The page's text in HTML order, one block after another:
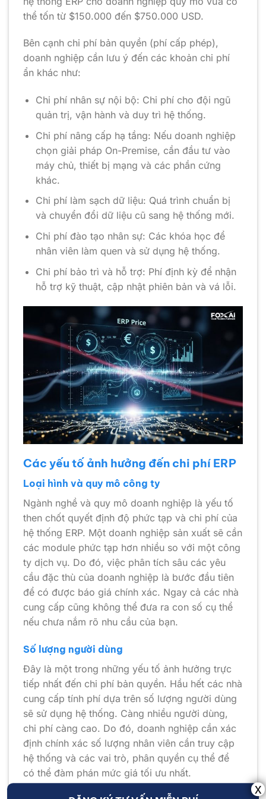
thể tốn từ $150.000 đến $750.000 USD.
Bên cạnh chi phí bản quyền (phí cấp phép),
doanh nghiệp cần lưu ý đến các khoản chi phí
ẩn khác như:
Chi phí nhân sự nội bộ: Chi phí cho đội ngũ
quản trị, vận hành và duy trì hệ thống.
Chi phí nâng cấp hạ tầng: Nếu doanh nghiệp
chọn giải pháp On-Premise, cần đầu tư vào
máy chủ, thiết bị mạng và các phần cứng
khác.
Chi phí làm sạch dữ liệu: Quá trình chuẩn bị
và chuyển đổi dữ liệu cũ sang hệ thống mới.
Chi phí đào tạo nhân sự: Các khóa học để
nhân viên làm quen và sử dụng hệ thống.
Chi phí bảo trì và hỗ trợ: Phí định kỳ để nhận
hỗ trợ kỹ thuật, cập nhật phiên bản và vá lỗi.
Các yếu tố ảnh hưởng đến chi phí ERP
Loại hình và quy mô công ty
Ngành nghề và quy mô doanh nghiệp là yếu tố
then chốt quyết định độ phức tạp và chi phí của
hệ thống ERP. Một doanh nghiệp sản xuất sẽ cần
các module phức tạp hơn nhiều so với một công
ty dịch vụ. Do đó, việc phân tích sâu các yêu
cầu đặc thù của doanh nghiệp là bước đầu tiên
để có được báo giá chính xác. Ngay cả các nhà
cung cấp cũng không thể đưa ra con số cụ thể
nếu chưa nắm rõ nhu cầu của bạn.
Số lượng người dùng
Đây là một trong những yếu tố ảnh hưởng trực
tiếp nhất đến chi phí bản quyền. Hầu hết các nhà
cung cấp tính phí dựa trên số lượng người dùng
sẽ sử dụng hệ thống. Càng nhiều người dùng,
chi phí càng cao. Do đó, doanh nghiệp cần xác
định chính xác số lượng nhân viên cần truy cập
hệ thống và các vai trò, phân quyền cụ thể để
có thể đàm phán mức giá tối ưu nhất.